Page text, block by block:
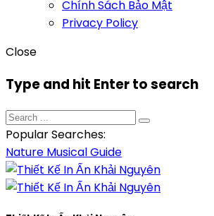
Chính Sách Bảo Mật
Privacy Policy
Close
Type and hit Enter to search
Popular Searches:
Nature MusicalGuide